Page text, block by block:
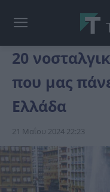
20
που μας
Ελλάδα
21 Μαΐου 2024 22:23